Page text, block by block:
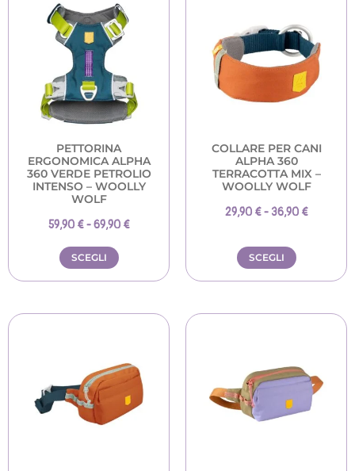
PETTORINA
ERGONOMICA ALPHA
360 VERDE PETROLIO
INTENSO – WOOLLY
WOLF
59,90 € - 69,90 €
SCEGLI
COLLARE PER CANI
ALPHA 360
TERRACOTTA MIX –
WOOLLY WOLF
29,90 € - 36,90 €
SCEGLI